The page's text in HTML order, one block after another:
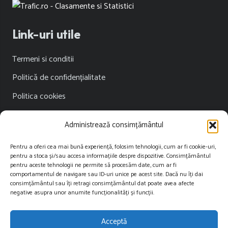
Administrează consimțământul
Pentru a oferi cea mai bună experiență, folosim tehnologii, cum ar fi cookie-uri,
pentru a stoca și/sau accesa informațiile despre dispozitive. Consimțământul
pentru aceste tehnologii ne permite să procesăm date, cum ar fi
comportamentul de navigare sau ID-uri unice pe acest site. Dacă nu îți dai
consimțământul sau îți retragi consimțământul dat poate avea afecte
negative asupra unor anumite funcționalități și funcții.
Acceptă
Link-uri utile
Termeni si conditii
Politică de confidențialitate
Politica cookies
Publicitate
Contact
contact@restartnews.ro
publicitate@restartnews.ro